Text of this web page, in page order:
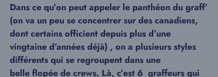
Dans ce qu’on peut appeler le panthéon du graff’
(on va un peu se concentrer sur des canadiens,
dont certains officient depuis plus d’une
vingtaine d’années déjà) , on a plusieurs styles
différents qui se regroupent dans une
belle flopée de crews. Là, c’est 6 graffeurs qui